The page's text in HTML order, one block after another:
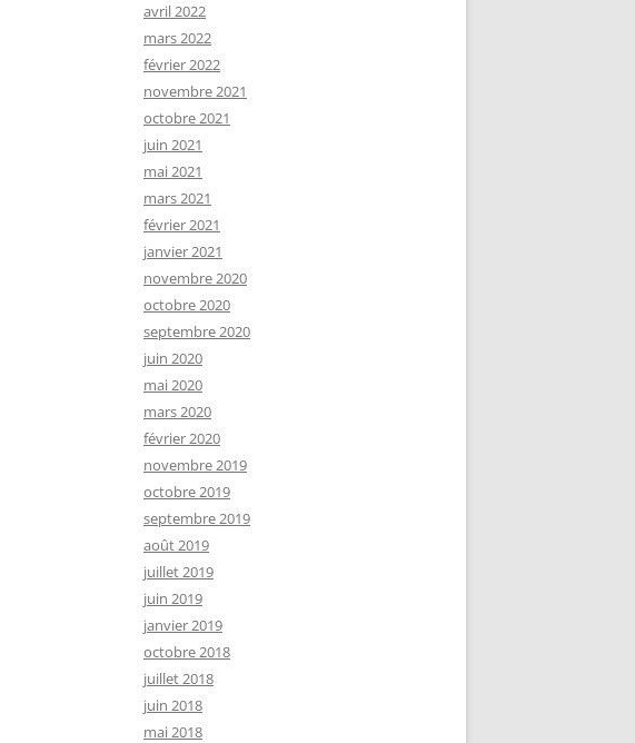
avril 2022
mars 2022
février 2022
novembre 2021
octobre 2021
juin 2021
mai 2021
mars 2021
février 2021
janvier 2021
novembre 2020
octobre 2020
septembre 2020
juin 2020
mai 2020
mars 2020
février 2020
novembre 2019
octobre 2019
septembre 2019
août 2019
juillet 2019
juin 2019
janvier 2019
octobre 2018
juillet 2018
juin 2018
mai 2018